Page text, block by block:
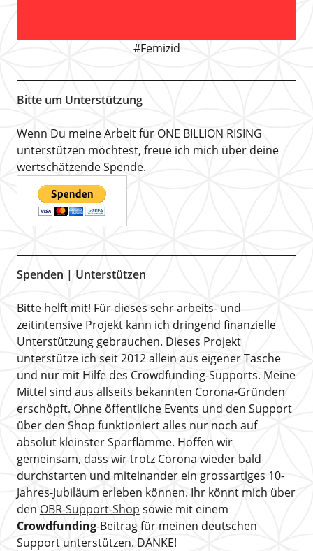
#Femizid
Bitte um Unterstützung
Wenn Du meine Arbeit für ONE BILLION RISING
unterstützen möchtest, freue ich mich über deine
wertschätzende Spende.
Spenden | Unterstützen
Bitte helft mit! Für dieses sehr arbeits- und
zeitintensive Projekt kann ich dringend finanzielle
Unterstützung gebrauchen. Dieses Projekt
unterstütze ich seit 2012 allein aus eigener Tasche
und nur mit Hilfe des Crowdfunding-Supports. Meine
Mittel sind aus allseits bekannten Corona-Gründen
erschöpft. Ohne öffentliche Events und den Support
über den Shop funktioniert alles nur noch auf
absolut kleinster Sparflamme. Hoffen wir
gemeinsam, dass wir trotz Corona wieder bald
durchstarten und miteinander ein grossartiges 10-
Jahres-Jubiläum erleben können. Ihr könnt mich über
den OBR-Support-Shop sowie mit einem
Crowdfunding-Beitrag für meinen deutschen
Support unterstützen. DANKE!